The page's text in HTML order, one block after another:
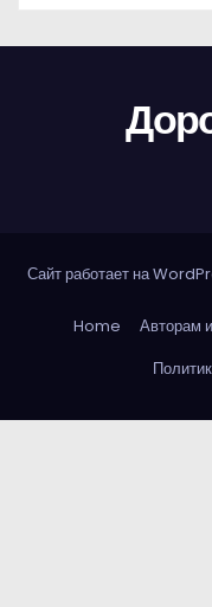
Сайт работает на
Home Авторам